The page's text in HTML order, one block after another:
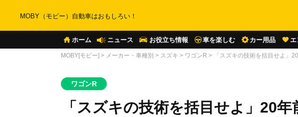
MOBY（モビー）自動車はおもしろい！
ホーム ニュース お役立ち情報 車を楽しむ カー用品 エ
MOBY[モビー] > メーカー・車種別 > スズキ > ワゴンR > 「スズキの技術を括目せよ」
ワゴンR
「スズキの技術を括目せよ」20